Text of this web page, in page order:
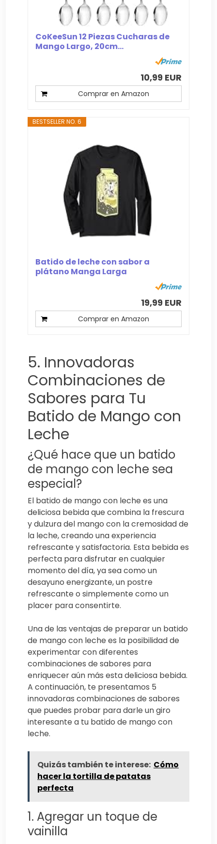
CoKeeSun 12 Piezas Cucharas de
Mango Largo, 20cm...
10,99 EUR
Comprar en Amazon
BESTSELLER NO. 6
Batido de leche con sabor a
plátano Manga Larga
19,99 EUR
Comprar en Amazon
5. Innovadoras
Combinaciones de
Sabores para Tu
Batido de Mango con
Leche
¿Qué hace que un batido
de mango con leche sea
especial?
El batido de mango con leche es una
deliciosa bebida que combina la frescura
y dulzura del mango con la cremosidad de
la leche, creando una experiencia
refrescante y satisfactoria. Esta bebida es
perfecta para disfrutar en cualquier
momento del día, ya sea como un
desayuno energizante, un postre
refrescante o simplemente como un
placer para consentirte.
Una de las ventajas de preparar un batido
de mango con leche es la posibilidad de
experimentar con diferentes
combinaciones de sabores para
enriquecer aún más esta deliciosa bebida.
A continuación, te presentamos 5
innovadoras combinaciones de sabores
que puedes probar para darle un giro
interesante a tu batido de mango con
leche.
Quizás también te interese: Cómo
hacer la tortilla de patatas
perfecta
1. Agregar un toque de
vainilla